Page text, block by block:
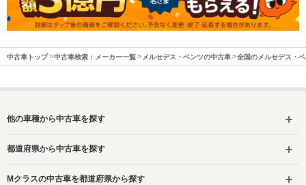
中古車トップ 中古車検索：メーカー一覧 メルセデス・ベンツの中古車 全国のメルセデス・
他の車種から中古車を探す
都道府県から中古車を探す
Mクラスの中古車を都道府県から探す